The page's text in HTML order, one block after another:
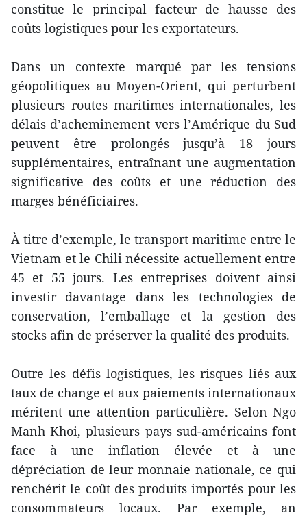
constitue le principal facteur de hausse des
coûts logistiques pour les exportateurs.
Dans un contexte marqué par les tensions
géopolitiques au Moyen-Orient, qui perturbent
plusieurs routes maritimes internationales, les
délais d’acheminement vers l’Amérique du Sud
peuvent être prolongés jusqu’à 18 jours
supplémentaires, entraînant une augmentation
significative des coûts et une réduction des
marges bénéficiaires.
À titre d’exemple, le transport maritime entre le
Vietnam et le Chili nécessite actuellement entre
45 et 55 jours. Les entreprises doivent ainsi
investir davantage dans les technologies de
conservation, l’emballage et la gestion des
stocks afin de préserver la qualité des produits.
Outre les défis logistiques, les risques liés aux
taux de change et aux paiements internationaux
méritent une attention particulière. Selon Ngo
Manh Khoi, plusieurs pays sud-américains font
face à une inflation élevée et à une
dépréciation de leur monnaie nationale, ce qui
renchérit le coût des produits importés pour les
consommateurs locaux. Par exemple, an